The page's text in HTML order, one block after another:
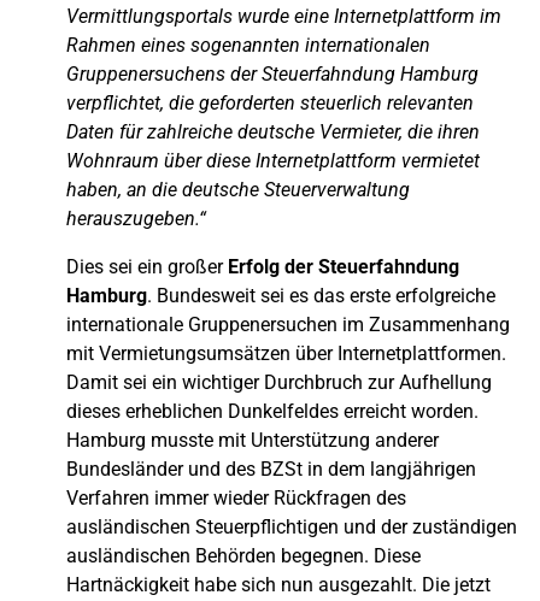
Vermittlungsportals wurde eine Internetplattform im
Rahmen eines sogenannten internationalen
Gruppenersuchens der Steuerfahndung Hamburg
verpflichtet, die geforderten steuerlich relevanten
Daten für zahlreiche deutsche Vermieter, die ihren
Wohnraum über diese Internetplattform vermietet
haben, an die deutsche Steuerverwaltung
herauszugeben.“
Dies sei ein großer Erfolg der Steuerfahndung
Hamburg. Bundesweit sei es das erste erfolgreiche
internationale Gruppenersuchen im Zusammenhang
mit Vermietungsumsätzen über Internetplattformen.
Damit sei ein wichtiger Durchbruch zur Aufhellung
dieses erheblichen Dunkelfeldes erreicht worden.
Hamburg musste mit Unterstützung anderer
Bundesländer und des BZSt in dem langjährigen
Verfahren immer wieder Rückfragen des
ausländischen Steuerpflichtigen und der zuständigen
ausländischen Behörden begegnen. Diese
Hartnäckigkeit habe sich nun ausgezahlt. Die jetzt